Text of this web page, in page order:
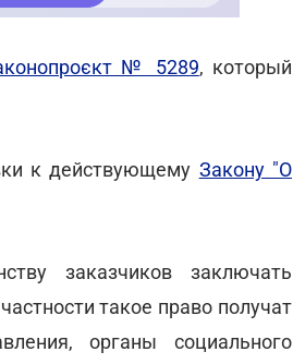
№ 5289, который
к действующему Закону "О
заказчиков заключать
такое право получат
органы социального